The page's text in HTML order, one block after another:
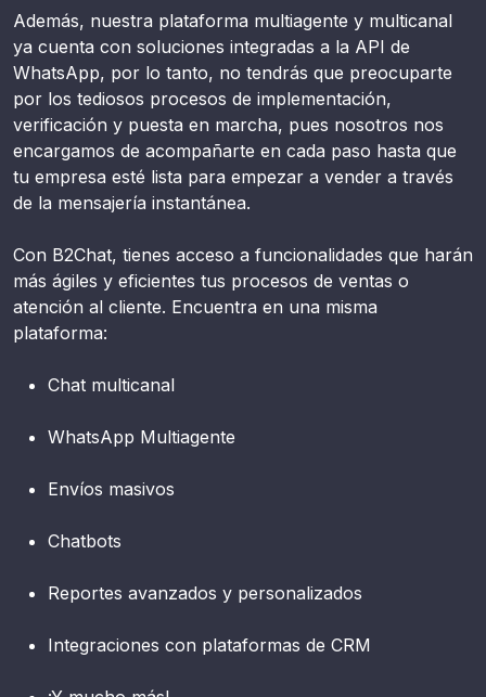
Además, nuestra plataforma multiagente y multicanal
ya cuenta con soluciones integradas a la API de
WhatsApp, por lo tanto, no tendrás que preocuparte
por los tediosos procesos de implementación,
verificación y puesta en marcha, pues nosotros nos
encargamos de acompañarte en cada paso hasta que
tu empresa esté lista para empezar a vender a través
de la mensajería instantánea.
Con B2Chat, tienes acceso a funcionalidades que harán
más ágiles y eficientes tus procesos de ventas o
atención al cliente. Encuentra en una misma
plataforma:
Chat multicanal
WhatsApp Multiagente
Envíos masivos
Chatbots
Reportes avanzados y personalizados
Integraciones con plataformas de CRM